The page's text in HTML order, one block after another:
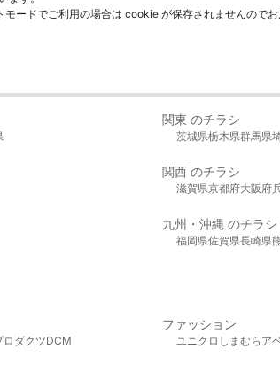
ードでご利用の場合は cookie が保存されませんのでお
関東 のチラシ
茨城県栃木県群馬県
関西 のチラシ
滋賀県京都府大阪府
九州・沖縄 のチラシ
福岡県佐賀県長崎県
ロダクツDCM
ファッション
ユニクロ しまむら ア